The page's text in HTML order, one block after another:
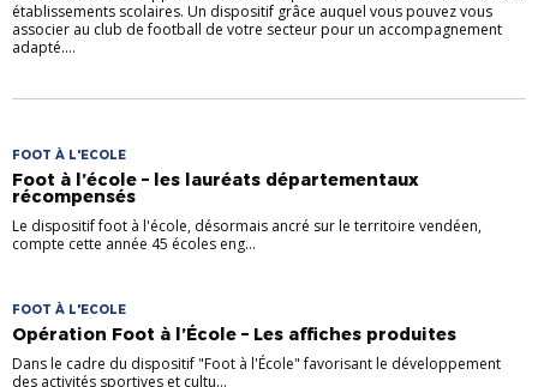
établissements scolaires. Un dispositif grâce auquel vous pouvez vous
associer au club de football de votre secteur pour un accompagnement
adapté....
FOOT À L'ECOLE
Foot à l’école – les lauréats départementaux
récompensés
Le dispositif foot à l'école, désormais ancré sur le territoire vendéen,
compte cette année 45 écoles eng...
FOOT À L'ECOLE
Opération Foot à l’École – Les affiches produites
Dans le cadre du dispositif "Foot à l'École" favorisant le développement
des activités sportives et cultu...